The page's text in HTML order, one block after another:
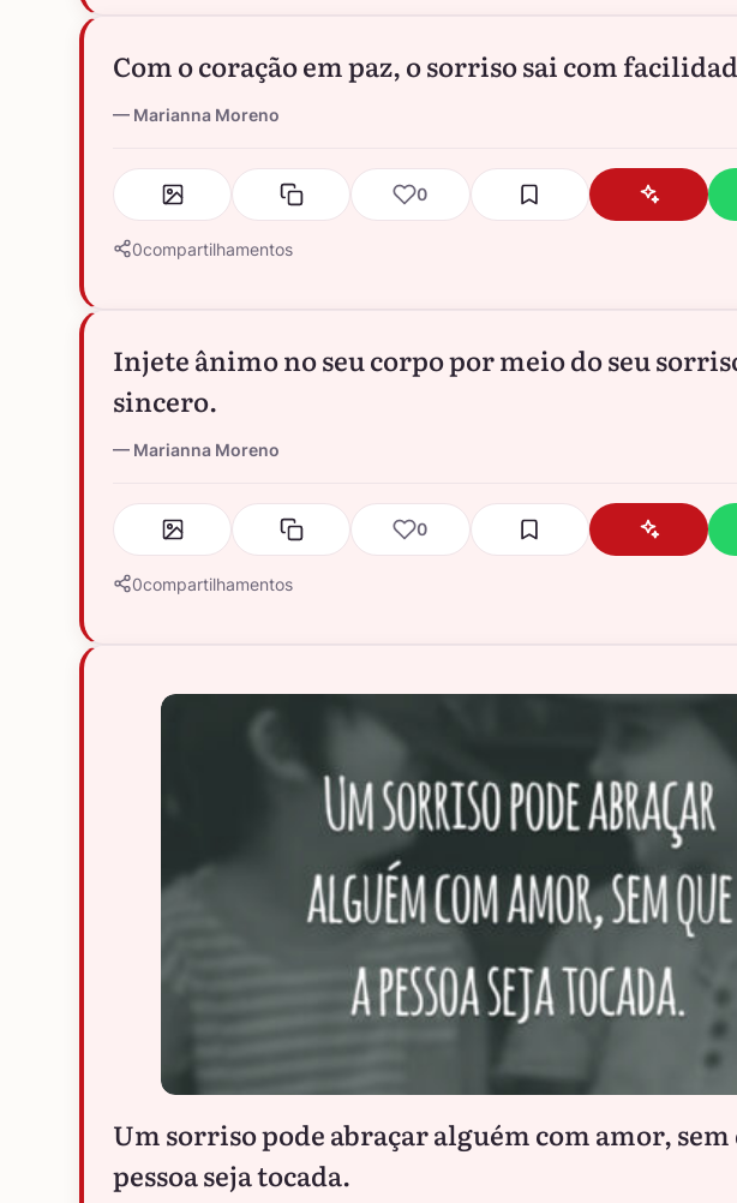
Com o coração em paz, o sorriso sai com
Marianna Moreno
0
0compartilhamentos
Injete ânimo no seu corpo por meio do seu
sincero.
Marianna Moreno
0
0compartilhamentos
Um sorriso pode abraçar alguém com amor, sem
pessoa seja tocada.